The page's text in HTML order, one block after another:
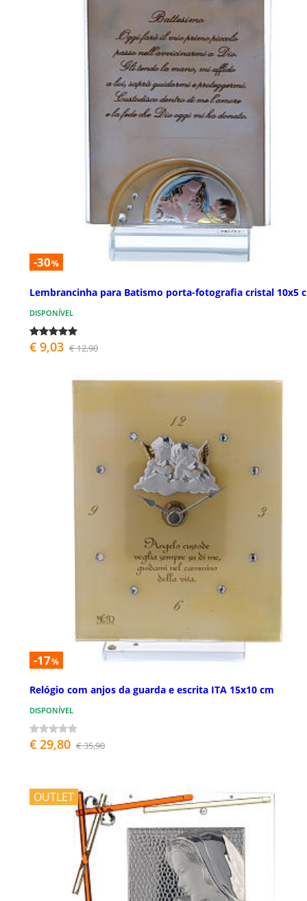
-30%
Lembrancinha para Batismo porta-fotografia cristal 10x5
DISPONÍVEL
€ 9,03 € 12,90
-17%
Relógio com anjos da guarda e escrita ITA 15x10 cm
DISPONÍVEL
€ 29,80 € 35,90
OUTLET